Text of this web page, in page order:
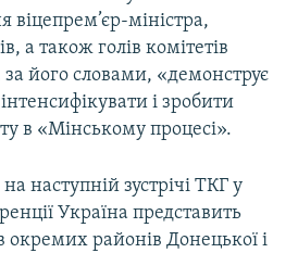
віцепрем’єр-міністра,
а також голів комітетів
його словами, «демонструє
і зробити
в «Мінському процесі».
наступній зустрічі ТКГ у
Україна представить
окремих районів Донецької і